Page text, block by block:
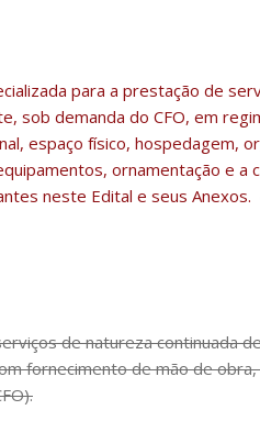
para a prestação de
demanda do CFO, em
espaço físico, hospedagem,
ornamentação e a
neste Edital e seus Anexos.
de natureza continuada
fornecimento de mão de